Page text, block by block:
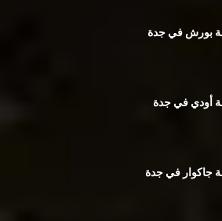
بورش في جدة
أودي في جدة
جاكوار في جدة